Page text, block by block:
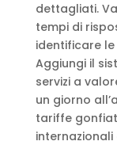
dettagliati.
tempi di
identificare
Aggiungi il
servizi a
un giorno
tariffe
internazionali